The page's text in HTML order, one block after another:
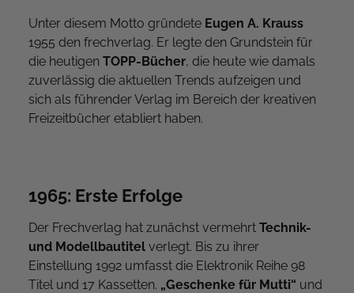
Unter diesem Motto gründete Eugen A. Krauss
1955 den frechverlag. Er legte den Grundstein für
die heutigen TOPP-Bücher, die heute wie damals
zuverlässig die aktuellen Trends aufzeigen und
sich als führender Verlag im Bereich der kreativen
Freizeitbücher etabliert haben.
1965: Erste Erfolge
Der Frechverlag hat zunächst vermehrt Technik-
und Modellbautitel verlegt. Bis zu ihrer
Einstellung 1992 umfasst die Elektronik Reihe 98
Titel und 17 Kassetten. „Geschenke für Mutti“ und